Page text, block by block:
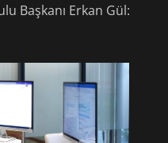
Başkanı Erkan Gül: